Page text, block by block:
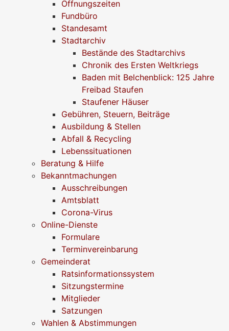
Öffnungszeiten
Fundbüro
Standesamt
Stadtarchiv
Bestände des Stadtarchivs
Chronik des Ersten Weltkriegs
Baden mit Belchenblick: 125 Jahre
Freibad Staufen
Staufener Häuser
Gebühren, Steuern, Beiträge
Ausbildung & Stellen
Abfall & Recycling
Lebenssituationen
Beratung & Hilfe
Bekanntmachungen
Ausschreibungen
Amtsblatt
Corona-Virus
Online-Dienste
Formulare
Terminvereinbarung
Gemeinderat
Ratsinformationssystem
Sitzungstermine
Mitglieder
Satzungen
Wahlen & Abstimmungen